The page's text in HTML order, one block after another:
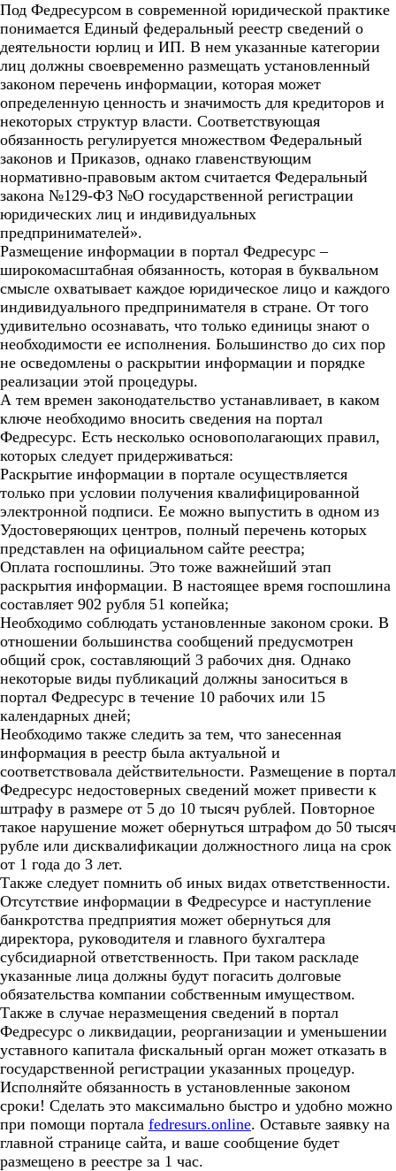
Под Федресурсом в современной юридической практике
понимается Единый федеральный реестр сведений о
деятельности юрлиц и ИП. В нем указанные категории
лиц должны своевременно размещать установленный
законом перечень информации, которая может
определенную ценность и значимость для кредиторов и
некоторых структур власти. Соответствующая
обязанность регулируется множеством Федеральный
законов и Приказов, однако главенствующим
нормативно-правовым актом считается Федеральный
закона №129-ФЗ №О государственной регистрации
юридических лиц и индивидуальных
предпринимателей».
Размещение информации в портал Федресурс –
широкомасштабная обязанность, которая в буквальном
смысле охватывает каждое юридическое лицо и каждого
индивидуального предпринимателя в стране. От того
удивительно осознавать, что только единицы знают о
необходимости ее исполнения. Большинство до сих пор
не осведомлены о раскрытии информации и порядке
реализации этой процедуры.
А тем времен законодательство устанавливает, в каком
ключе необходимо вносить сведения на портал
Федресурс. Есть несколько основополагающих правил,
которых следует придерживаться:
Раскрытие информации в портале осуществляется
только при условии получения квалифицированной
электронной подписи. Ее можно выпустить в одном из
Удостоверяющих центров, полный перечень которых
представлен на официальном сайте реестра;
Оплата госпошлины. Это тоже важнейший этап
раскрытия информации. В настоящее время госпошлина
составляет 902 рубля 51 копейка;
Необходимо соблюдать установленные законом сроки. В
отношении большинства сообщений предусмотрен
общий срок, составляющий 3 рабочих дня. Однако
некоторые виды публикаций должны заноситься в
портал Федресурс в течение 10 рабочих или 15
календарных дней;
Необходимо также следить за тем, что занесенная
информация в реестр была актуальной и
соответствовала действительности. Размещение в портал
Федресурс недостоверных сведений может привести к
штрафу в размере от 5 до 10 тысяч рублей. Повторное
такое нарушение может обернуться штрафом до 50 тысяч
рубле или дисквалификации должностного лица на срок
от 1 года до 3 лет.
Также следует помнить об иных видах ответственности.
Отсутствие информации в Федресурсе и наступление
банкротства предприятия может обернуться для
директора, руководителя и главного бухгалтера
субсидиарной ответственность. При таком раскладе
указанные лица должны будут погасить долговые
обязательства компании собственным имуществом.
Также в случае неразмещения сведений в портал
Федресурс о ликвидации, реорганизации и уменьшении
уставного капитала фискальный орган может отказать в
государственной регистрации указанных процедур.
Исполняйте обязанность в установленные законом
сроки! Сделать это максимально быстро и удобно можно
при помощи портала fedresurs.online. Оставьте заявку на
главной странице сайта, и ваше сообщение будет
размещено в реестре за 1 час.